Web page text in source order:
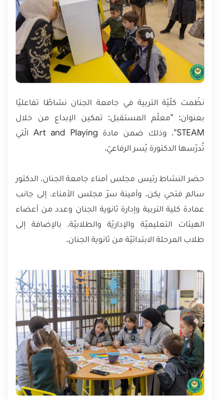
نظّمت كلّيّة التربية في جامعة الجنان نشاطًا تفاعليًا
بعنوان: "معلّم المستقبل: تمكين الإبداع من خلال
STEAM"، وذلك ضمن مادة Art and Playing الّتي
تُدرّسها الدكتورة يُسر الرفاعيّ.
حضر النشاط رئيس مجلس أمناء جامعة الجنان، الدكتور
سالم فتحي يكن، وأمينة سرّ مجلس الأمناء، إلى جانب
عمادة كلية التربية وإدارة ثانوية الجنان وعدد من أعضاء
الهيئات التعليميّة والإداريّة والطلابيّة، بالإضافة إلى
طلاب المرحلة الابتدائيًة من ثانوية الجنان.